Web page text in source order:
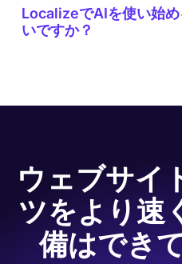
のデータは、当社の厳格なセ
ス基準に基づき、安全に保護
LocalizeでAIを使い始
いですか？
ートリアルを行い、Localizeの
いたします。トライアル期間中
連絡を取り合い、ご質問があ
ムをご利用いただけます。
ウェブサイ
ツをより速
備はでき